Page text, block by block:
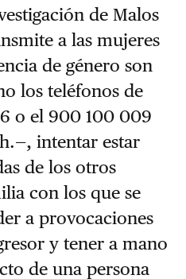
de Malos
a las mujeres
de género son
los teléfonos de
o el 900 100 009
intentar estar
de los otros
con los que se
a provocaciones
y tener a mano
de una persona